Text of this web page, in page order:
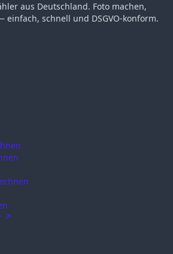
aus Deutschland. Foto machen,
einfach, schnell und DSGVO-konform.
↗